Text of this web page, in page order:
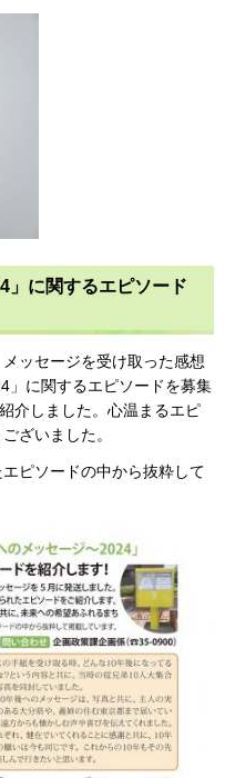
」に関するエピソード
ッセージを受け取った感想
」に関するエピソードを募集
介しました。心温まるエピ
ざいました。
ピソードの中から抜粋して